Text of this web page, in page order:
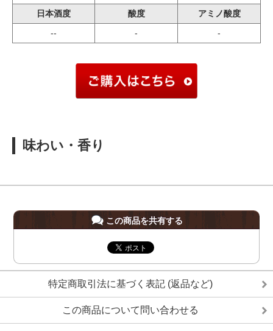
日本酒度
酸度
アミノ酸度
--
- -
味わい・香り
この商品を共有する
特定商取引法に基づく表記 (返品など)
この商品について問い合わせる